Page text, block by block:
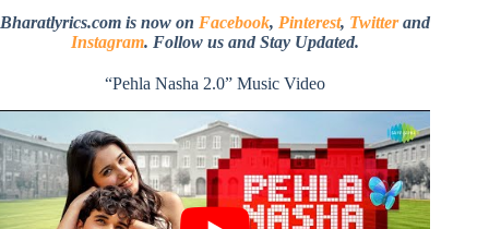
Bharatlyrics.com is now on Facebook, Pinterest, Twitterand
Instagram. Follow us and Stay Updated.
“Pehla Nasha 2.0” Music Video